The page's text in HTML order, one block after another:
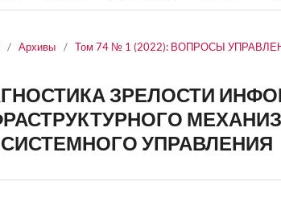
/ Архивы / Том 74 № 1 (2022): ВОПРОСЫ
ЗРЕЛОСТИ
УПРАВЛЕНИЯ